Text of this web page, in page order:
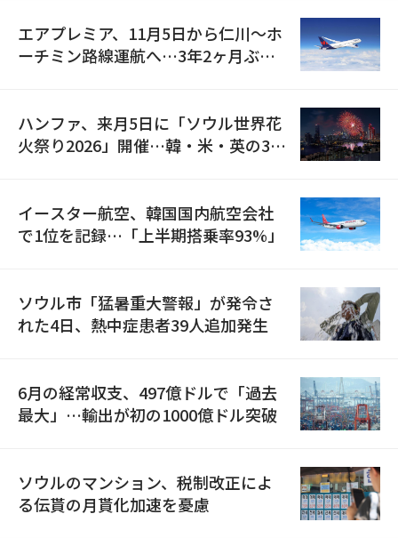
エアプレミア、11月5日から仁川〜ホ
ーチミン路線運航へ…3年2ヶ月ぶり
ハンファ、来月5日に「ソウル世界花
火祭り2026」開催…韓・米・英の3カ
イースター航空、韓国国内航空会社
で1位を記録…「上半期搭乗率93%」
ソウル市「猛暑重大警報」が発令さ
れた4日、熱中症患者39人追加発生
6月の経常収支、497億ドルで「過去
最大」…輸出が初の1000億ドル突破
ソウルのマンション、税制改正によ
る伝貰の月貰化加速を憂慮